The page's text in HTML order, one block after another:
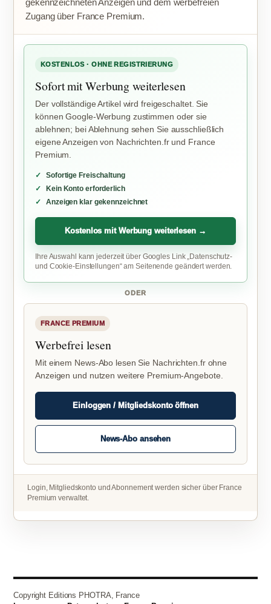
gekennzeichneten Anzeigen und dem werbefreien
Zugang über France Premium.
KOSTENLOS · OHNE REGISTRIERUNG
Sofort mit Werbung weiterlesen
Der vollständige Artikel wird freigeschaltet. Sie
können Google-Werbung zustimmen oder sie
ablehnen; bei Ablehnung sehen Sie ausschließlich
eigene Anzeigen von Nachrichten.fr und France
Premium.
Sofortige Freischaltung
Kein Konto erforderlich
Anzeigen klar gekennzeichnet
Kostenlos mit Werbung weiterlesen →
Ihre Auswahl kann jederzeit über Googles Link „Datenschutz-
und Cookie-Einstellungen“ am Seitenende geändert werden.
ODER
FRANCE PREMIUM
Werbefrei lesen
Mit einem News-Abo lesen Sie Nachrichten.fr ohne
Anzeigen und nutzen weitere Premium-Angebote.
Einloggen / Mitgliedskonto öffnen
News-Abo ansehen
Login, Mitgliedskonto und Abonnement werden sicher über France
Premium verwaltet.
Copyright Editions PHOTRA, France